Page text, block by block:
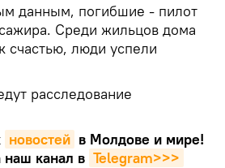
данным, погибшие - пилот
Среди жильцов дома
счастью, люди успели
расследование
новостей в Молдове и мире!
канал в Telegram>>>